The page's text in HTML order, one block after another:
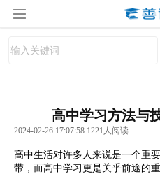
高中学习方法与
2024-02-26 17:07:58 1221人阅读
高中生活对许多人来说是一个重
带，而高中学习更是关乎前途的